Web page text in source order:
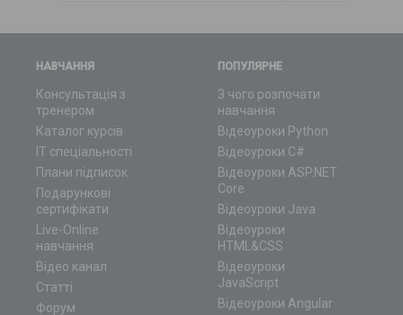
НАВЧАННЯ
Консультація з
тренером
Каталог курсів
ІТ спеціальності
Плани підписок
Подарункові
сертифікати
Live-Online
навчання
Відео канал
Статті
Форум
ПОПУЛЯРНЕ
З чого розпочати
навчання
Відеоуроки Python
Відеоуроки C#
Відеоуроки ASP.NET
Core
Відеоуроки Java
Відеоуроки
HTML&CSS
Відеоуроки
JavaScript
Відеоуроки Angular